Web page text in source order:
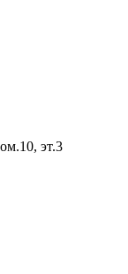
эт.3